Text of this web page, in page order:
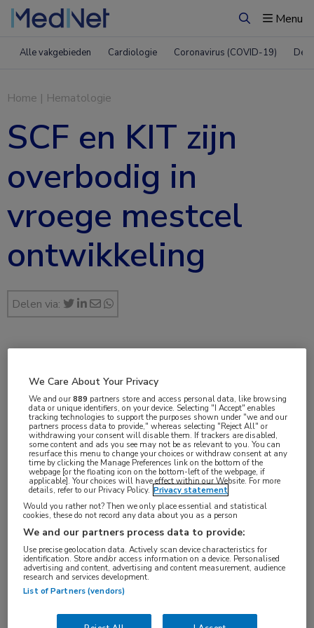
ZoekenMenu
Alle vakgebieden Cardiologie Coronavirus (COVID-19)
Home | Hematologie
SCF en KIT zijn
overbodig in
vroege mestcel
ontwikkeling
Delen via:
Log hier in om volledige
Vakgebieden:
Hematologie
Tags:
imatinib
We Care About Your Privacy
We and our889 partners store and access personal data, like browsing
data or unique identifiers, on your device. Selecting "I Accept" enables
tracking technologies to support the purposes shown under "we and our
partners process data to provide," whereas selecting "Reject All" or
withdrawing your consent will disable them. If trackers are disabled,
some content and ads you see may not be as relevant to you. You can
resurface this menu to change your choices or withdraw consent at any
time by clicking the Manage Preferences link on the bottom of the
webpage [or the floating icon on the bottom-left of the webpage, if
applicable]. Your choices will have effect within our Website. For more
details, refer to our Privacy Policy. Privacy statement
Would you rather not? Then we only place essential and statistical
cookies, these do not record any data about you as a person
We and our partners process data to provide:
Use precise geolocation data. Actively scan device characteristics for
identification. Store and/or access information on a device. Personalised
advertising and content, advertising and content measurement, audience
research and services development.
List of Partners (vendors)